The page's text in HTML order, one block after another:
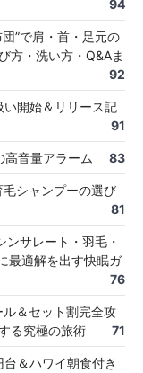
94
”で肩・首・足元の
方・洗い方・Q&Aま
92
開始＆リリース記
91
音量アラーム 83
シャンプーの選び
81
ンサレート・羽毛・
最適解を出す快眠ガ
76
ル＆セット割完全攻
る究極の旅術
71
台＆ハワイ朝食付き